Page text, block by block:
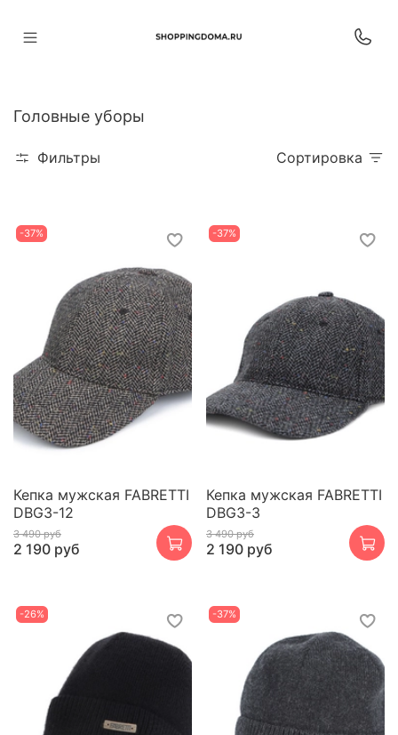
Головные уборы
Фильтры Сортировка
-37%
Кепка мужская FABRETTI
DBG3-12
3 490 руб
2 190 руб
-37%
Кепка мужская FABRETTI
DBG3-3
3 490 руб
2 190 руб
-26% -37%